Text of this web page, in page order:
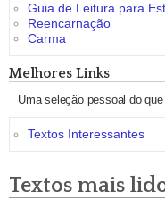
Guia de Leitura para
Reencarnação
Carma
Melhores Links
Uma seleção pessoal do
Textos Interessantes
Textos mais